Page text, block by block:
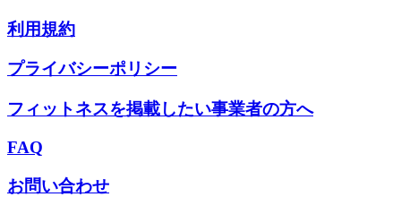
利用規約
プライバシーポリシー
フィットネスを掲載したい事業者の方へ
FAQ
お問い合わせ